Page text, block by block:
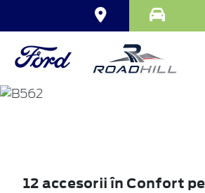
KA+
12 accesorii în Confort